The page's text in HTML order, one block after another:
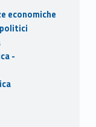
economiche
-